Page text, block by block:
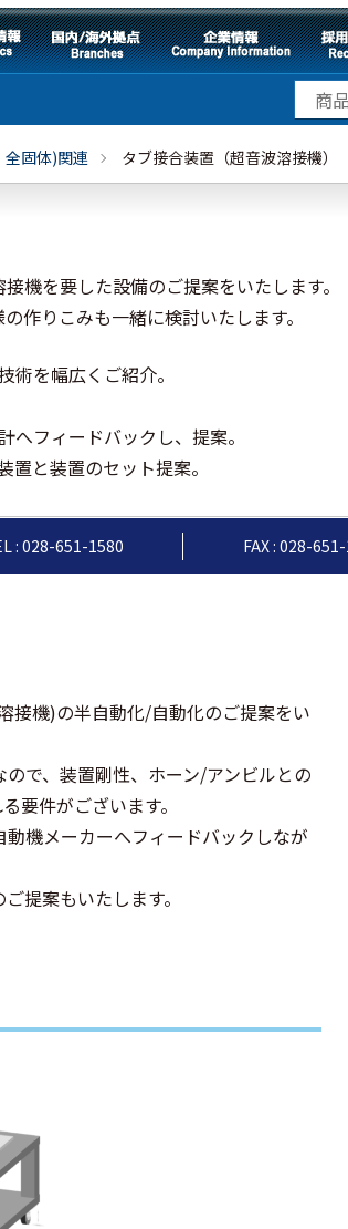
全固体)関連 タブ接合装置（超音波溶接機）
機を要した設備のご提案をいたします。
作りこみも一緒に検討いたします。
を幅広くご紹介。
フィードバックし、提案。
と装置のセット提案。
: 028-651-1580 FAX : 028-
接機)の半自動化/自動化のご提案をい
で、装置剛性、ホーン/アンビルとの
件がございます。
機メーカーへフィードバックしなが
提案もいたします。